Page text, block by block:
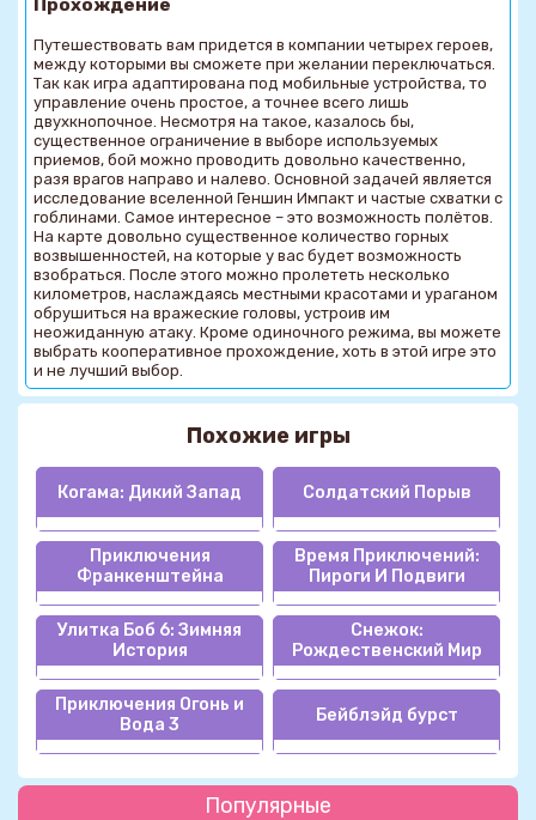
Популярные
Прохождение
Путешествовать вам придется в компании четырех героев,
между которыми вы сможете при желании переключаться.
Так как игра адаптирована под мобильные устройства, то
управление очень простое, а точнее всего лишь
двухкнопочное. Несмотря на такое, казалось бы,
существенное ограничение в выборе используемых
приемов, бой можно проводить довольно качественно,
разя врагов направо и налево. Основной задачей является
исследование вселенной Геншин Импакт и частые схватки с
гоблинами. Самое интересное – это возможность полётов.
На карте довольно существенное количество горных
возвышенностей, на которые у вас будет возможность
взобраться. После этого можно пролететь несколько
километров, наслаждаясь местными красотами и ураганом
обрушиться на вражеские головы, устроив им
неожиданную атаку. Кроме одиночного режима, вы можете
выбрать кооперативное прохождение, хоть в этой игре это
и не лучший выбор.
Похожие игры
Когама: Дикий Запад Солдатский Порыв
Приключения
Франкенштейна
Время Приключений:
Пироги И Подвиги
Улитка Боб 6: Зимняя
История
Снежок:
Рождественский Мир
Приключения Огонь и
Вода 3
Бейблэйд бурст